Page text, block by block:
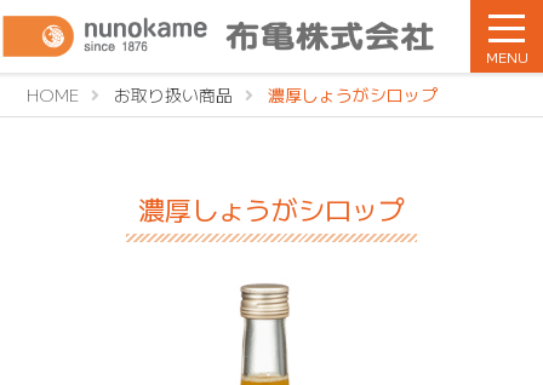
MENU
HOME お取り扱い商品 濃厚しょうがシロップ
濃厚しょうがシロップ